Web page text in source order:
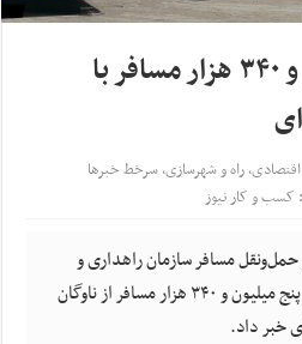
جابه‌جایی ۵ میلیون و ۳۴۰ هزار مسافر با
اقتصادی,راه و شهرسازی,سرخط خبرها
کسب و کار نیوز
مسافر سازمان راهداری و
حمل‌ونقل جاده‌ای از جابه‌جایی پنج میلیون و ۳۴۰ هزار مسافر از ناوگان
خبر داد.